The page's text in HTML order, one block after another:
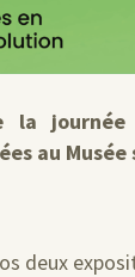
la
au
deux